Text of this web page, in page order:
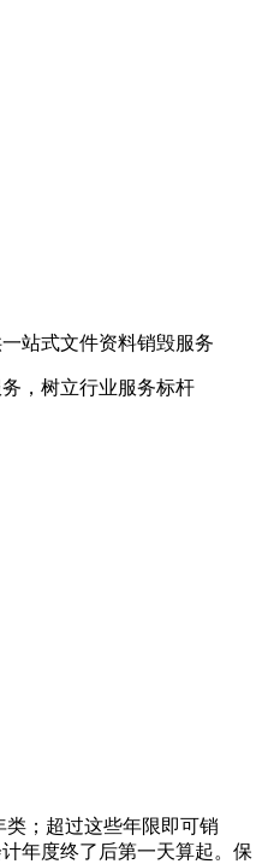
站式文件资料销毁服务
，树立行业服务标杆
类；超过这些年限即可销
年度终了后第一天算起。保